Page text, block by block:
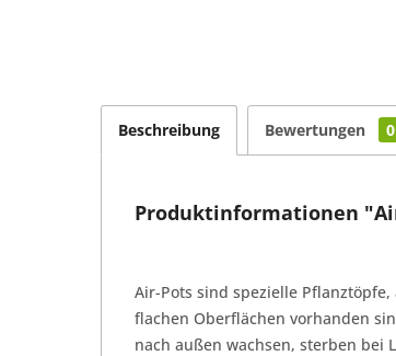
Beschreibung Bewertungen 0
Produktinformationen
Air-Pots sind spezielle
flachen Oberflächen vorhanden
nach außen wachsen, sterben